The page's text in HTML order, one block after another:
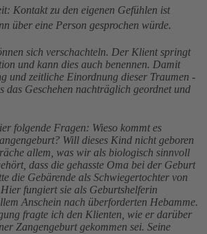
Kontakt zu den eigenen Gefühlen ist
über eine Person gesprochen würde.
sich verschachteln. Der Klient springt
und kann dies auch benennen. Damit
und zeitliche Einordnung dieser Traumen -
das Geschehen nachträglich geordnet und
folgende Fragen: Wieso kommt es
Will dieses Kind nicht geboren
allem, was wir als biologisch sinnvoll
dass die gehasste Oma bei der Geburt
die Gebärende als Schwiegertochter von
fungiert sie als Geburtshelferin
Anschein nach überforderten Hebamme.
fragte ich den Klienten, wie er darüber
Zangengeburt gekommen sei. Seine